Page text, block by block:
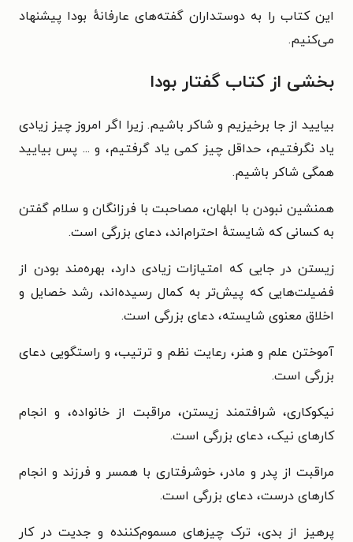
این کتاب را به دوستداران گفته‌های عارفانهٔ بودا پیشنهاد
می‌کنیم.
بخشی از کتاب گفتار بودا
بیایید از جا برخیزیم و شاکر باشیم. زیرا اگر امروز چیز زیادی
یاد نگرفتیم، حداقل چیز کمی یاد گرفتیم، و ... پس بیایید
همگی شاکر باشیم.
همنشین نبودن با ابلهان، مصاحبت با فرزانگان و سلام گفتن
به کسانی که شایستهٔ احترام‌اند، دعای بزرگی است.
زیستن در جایی که امتیازات زیادی دارد، بهره‌مند بودن از
فضیلت‌هایی که پیش‌تر به کمال رسیده‌اند، رشد خصایل و
اخلاق معنوی شایسته، دعای بزرگی است.
آموختن علم و هنر، رعایت نظم و ترتیب، و راستگویی دعای
بزرگی است.
نیکوکاری، شرافتمند زیستن، مراقبت از خانواده، و انجام
کارهای نیک، دعای بزرگی است.
مراقبت از پدر و مادر، خوشرفتاری با همسر و فرزند و انجام
کارهای درست، دعای بزرگی است.
پرهیز از بدی، ترک چیزهای مسموم‌کننده و جدیت در کار